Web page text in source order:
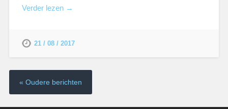
Verder lezen →
21 / 08 / 2017
« Oudere berichten